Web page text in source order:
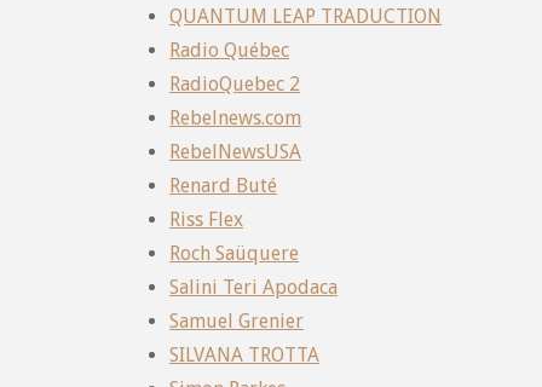
QUANTUM LEAP TRADUCTION
Radio Québec
RadioQuebec 2
Rebelnews.com
RebelNewsUSA
Renard Buté
Riss Flex
Roch Saüquere
Salini Teri Apodaca
Samuel Grenier
SILVANA TROTTA